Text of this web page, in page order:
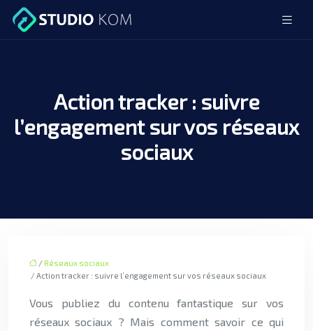
Action tracker : suivre
l’engagement sur vos réseaux
sociaux
/ Réseaux sociaux
/ Action tracker : suivre l’engagement sur vos réseaux sociaux
Vous publiez du contenu fantastique sur vos
réseaux sociaux ? Mais comment savoir ce qui